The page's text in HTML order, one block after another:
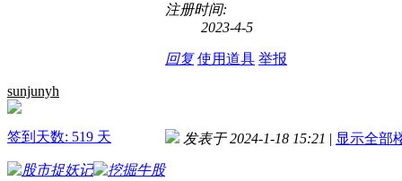
注册时间:
2023-4-5
回复 使用道具 举报
sunjunyh
签到天数: 519 天 发表于 2024-1-18 15:21 | 显示全部